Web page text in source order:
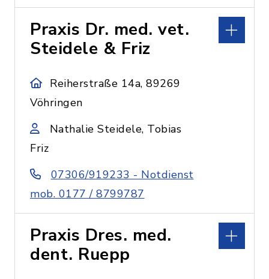
Praxis Dr. med. vet.
Steidele & Friz
Reiherstraße 14a, 89269
Vöhringen
Nathalie Steidele, Tobias
Friz
07306/919233 - Notdienst
mob. 0177 / 8799787
Praxis Dres. med.
dent. Ruepp